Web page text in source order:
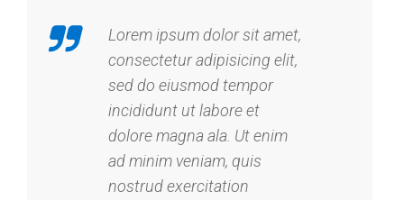
Lorem ipsum dolor sit amet,
consectetur adipisicing elit,
sed do eiusmod tempor
incididunt ut labore et
dolore magna ala. Ut enim
ad minim veniam, quis
nostrud exercitation